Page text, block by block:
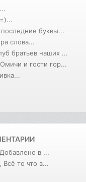
буквы...
слова...
братьев наших ...
и гости гор...
в ...
Всё то что в...